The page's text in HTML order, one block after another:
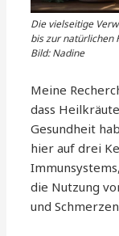
Die vielseitige
bis zur natürlichen
Bild: Nadine
Meine
dass
Gesundheit
hier auf drei
die Nutzung
und